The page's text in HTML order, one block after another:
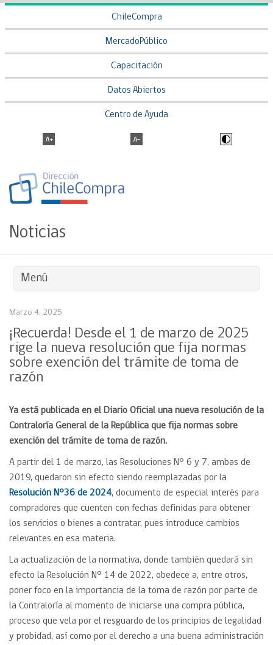
ChileCompra
MercadoPúblico
Capacitación
Datos Abiertos
Centro de Ayuda
Noticias
Menú
Marzo 4, 2025
¡Recuerda! Desde el 1 de marzo de 2025
rige la nueva resolución que fija normas
sobre exención del trámite de toma de
razón
Ya está publicada en el Diario Oficial una nueva resolución de la
Contraloría General de la República que fija normas sobre
exención del trámite de toma de razón.
A partir del 1 de marzo, las Resoluciones N° 6 y 7, ambas de
2019, quedaron sin efecto siendo reemplazadas por la
Resolución N°36 de 2024, documento de especial interés para
compradores que cuenten con fechas definidas para obtener
los servicios o bienes a contratar, pues introduce cambios
relevantes en esa materia.
La actualización de la normativa, donde también quedará sin
efecto la Resolución N° 14 de 2022, obedece a, entre otros,
poner foco en la importancia de la toma de razón por parte de
la Contraloría al momento de iniciarse una compra pública,
proceso que vela por el resguardo de los principios de legalidad
y probidad, así como por el derecho a una buena administración